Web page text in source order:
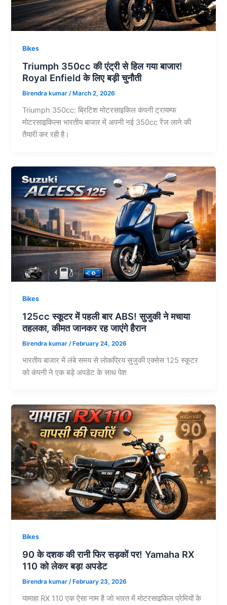
Bikes
Triumph 350cc की एंट्री से हिल गया बाजार!
Royal Enfield के लिए बड़ी चुनौती
Birendra kumar/March 2, 2026
Triumph 350cc: ब्रिटिश मोटरसाइकिल कंपनी ट्रायम्फ
मोटरसाइकिल्स भारतीय बाजार में अपनी नई 350cc रेंज लाने की
तैयारी कर रही है।
Bikes
125cc स्कूटर में पहली बार ABS! सुजुकी ने मचाया
तहलका, कीमत जानकर रह जाएंगे हैरान
Birendra kumar/ February 24, 2026
भारतीय बाजार में लंबे समय से लोकप्रिय सुजुकी एक्सेस 125 स्कूटर
को कंपनी ने एक बड़े अपडेट के साथ पेश
Bikes
90 के दशक की रानी फिर सड़कों पर! Yamaha RX
110 को लेकर बड़ा अपडेट
Birendra kumar/ February 23, 2026
यामाहा RX 110 एक ऐसा नाम है जो भारत में मोटरसाइकिल प्रेमियों के